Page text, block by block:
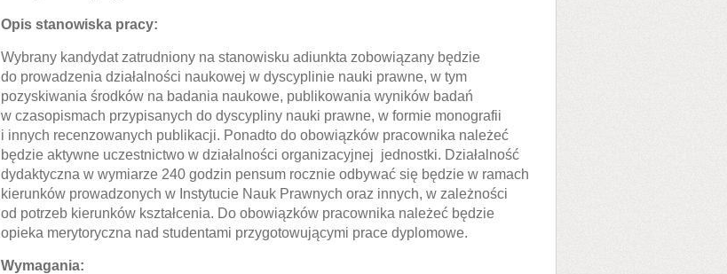
Opis stanowiska pracy:
Wybrany kandydat zatrudniony na stanowisku adiunkta zobowiązany będzie
do prowadzenia działalności naukowej w dyscyplinie nauki prawne, w tym
pozyskiwania środków na badania naukowe, publikowania wyników badań
w czasopismach przypisanych do dyscypliny nauki prawne, w formie monografii
i innych recenzowanych publikacji. Ponadto do obowiązków pracownika należeć
będzie aktywne uczestnictwo w działalności organizacyjnej jednostki. Działalność
dydaktyczna w wymiarze 240 godzin pensum rocznie odbywać się będzie w ramach
kierunków prowadzonych w Instytucie Nauk Prawnych oraz innych, w zależności
od potrzeb kierunków kształcenia. Do obowiązków pracownika należeć będzie
opieka merytoryczna nad studentami przygotowującymi prace dyplomowe.
Wymagania: